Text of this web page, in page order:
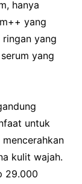
hanya
yang
yang
yang
untuk
kulit wajah.
29.000